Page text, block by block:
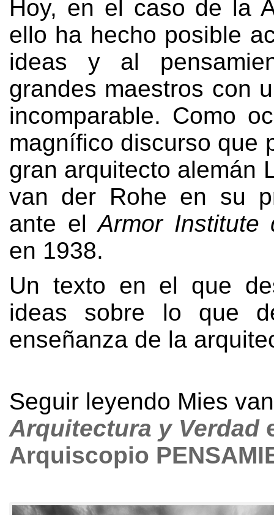
Hoy, en el caso de la
ello ha hecho posible
ideas y al
grandes maestros con
incomparable. Como
magnífico discurso que
gran arquitecto alemán
van der Rohe en su
ante el Armor Institute
en 1938.
Un texto en el que
ideas sobre lo que
enseñanza de la
Seguir leyendo Mies
Arquitectura y Verdad
Arquiscopio